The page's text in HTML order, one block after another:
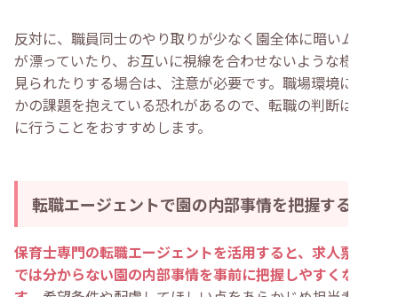
反対に、職員同士のやり取りが少なく園全体に暗いムード
が漂っていたり、お互いに視線を合わせないような様子が
見られたりする場合は、注意が必要です。職場環境に何ら
かの課題を抱えている恐れがあるので、転職の判断は慎重
に行うことをおすすめします。
転職エージェントで園の内部事情を把握する
保育士専門の転職エージェントを活用すると、求人票だけ
では分からない園の内部事情を事前に把握しやすくなりま